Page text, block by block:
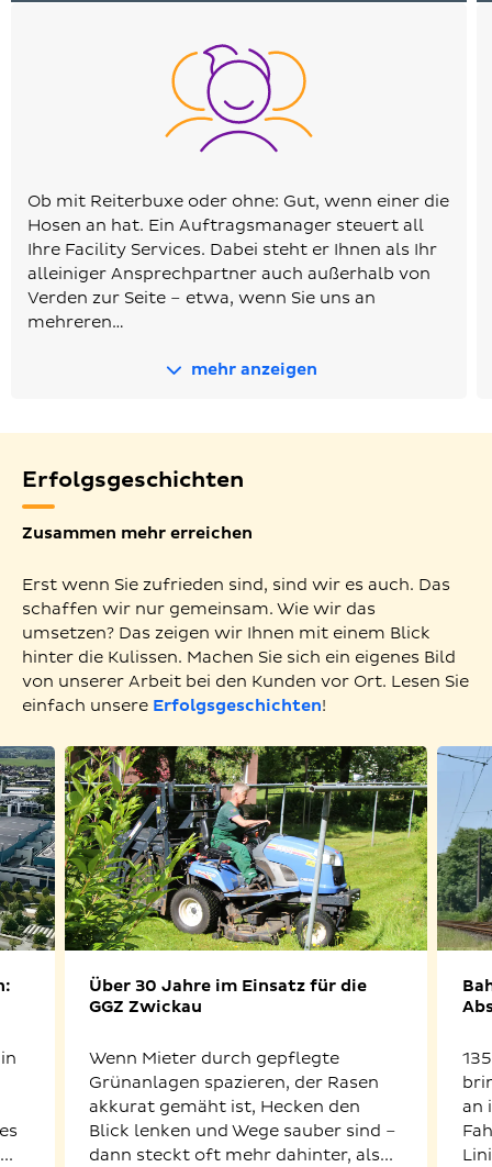
Ob mit Reiterbuxe oder ohne: Gut, wenn einer die
Hosen an hat. Ein Auftragsmanager steuert all
Ihre Facility Services. Dabei steht er Ihnen als Ihr
alleiniger Ansprechpartner auch außerhalb von
Verden zur Seite – etwa, wenn Sie uns an
mehreren…
mehr anzeigen
Erfolgsgeschichten
Zusammen mehr erreichen
Erst wenn Sie zufrieden sind, sind wir es auch. Das
schaffen wir nur gemeinsam. Wie wir das
umsetzen? Das zeigen wir Ihnen mit einem Blick
hinter die Kulissen. Machen Sie sich ein eigenes Bild
von unserer Arbeit bei den Kunden vor Ort. Lesen Sie
einfach unsere Erfolgsgeschichten!
Über 30 Jahre im Einsatz für die
GGZ Zwickau
Wenn Mieter durch gepflegte
Grünanlagen spazieren, der Rasen
akkurat gemäht ist, Hecken den
Blick lenken und Wege sauber sind –
dann steckt oft mehr dahinter, als...
an